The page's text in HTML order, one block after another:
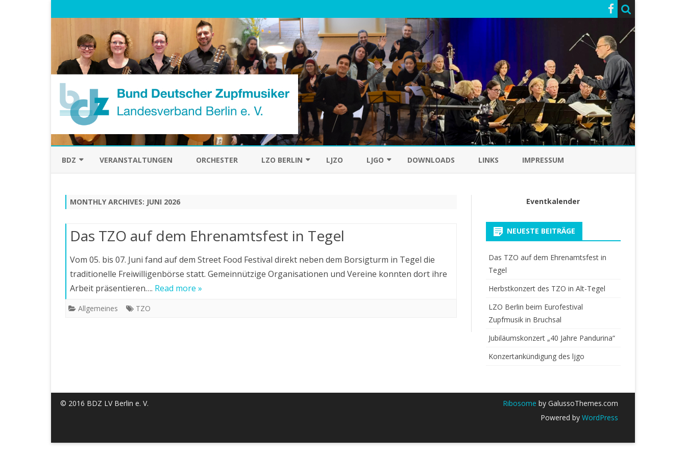
content
BDZ
VORSTAND
VERANSTALTUNGEN ORCHESTER LZO BERLIN
LZO UNTERSTÜTZEN
LJZO LJGO DOWNLOADS LINKS IMPRESSUM
MONTHLY ARCHIVES: JUNI 2026
Das TZO auf dem Ehrenamtsfest in Tegel
Vom 05. bis 07. Juni fand auf dem Street Food Festival direkt neben dem Borsigturm in Tegel die
traditionelle Freiwilligenbörse statt. Gemeinnützige Organisationen und Vereine konnten dort ihre
Arbeit präsentieren…. Read more »
Allgemeines TZO
Eventkalender
NEUESTE BEITRÄGE
Das TZO auf dem Ehrenamtsfest in
Tegel
Herbstkonzert des TZO in Alt-Tegel
LZO Berlin beim Eurofestival
Zupfmusik in Bruchsal
Jubiläumskonzert „40 Jahre Pandurina“
Konzertankündigung des ljgo
© 2016 BDZ LV Berlin e. V. Ribosome by GalussoThemes.com
Powered by WordPress